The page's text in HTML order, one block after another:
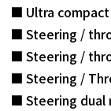
■ Ultra
■ Steering /
■ Steering /
■ Steering /
■ Steering dual